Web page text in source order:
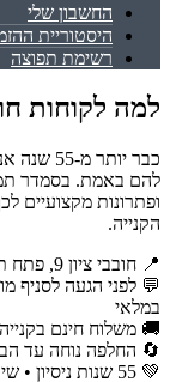
החשבון שלי
היסטוריית
רשימת תפוצה
למה לקוחות
כבר
להם באמת. בסמדר
ופתרונות מקצועיים
הקנייה.
📍 חובבי ציון 9, פתח תקווה
💬 לפני הגעה לסניף
במלאי
🚚 משלוח חינם בקנייה
🔄 החלפה נוחה עד
💚 55 שנות ניסיון • שירות אישי • התאמה מקצועית